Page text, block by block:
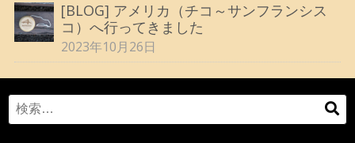
[BLOG] アメリカ（チコ～サンフランシス
コ）へ行ってきました
2023年10月26日
Search
for:
検